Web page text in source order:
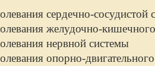
сердечно-сосудистой
желудочно-
нервной системы
опорно-